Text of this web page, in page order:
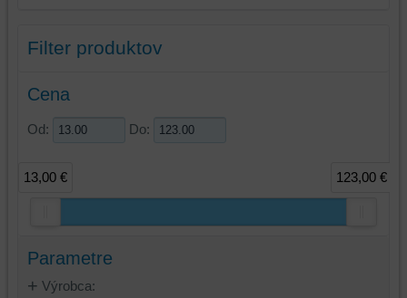
Filter produktov
Cena
Od: Do:
13,00 € 123,00 €
Parametre
Výrobca: